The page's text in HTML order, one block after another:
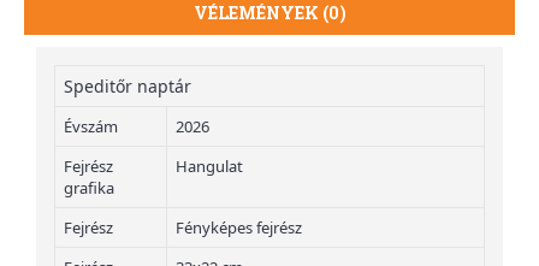
VÉLEMÉNYEK (0)
Speditőr naptár
Évszám
2026
Fejrész
grafika
Hangulat
Fejrész
Fényképes fejrész